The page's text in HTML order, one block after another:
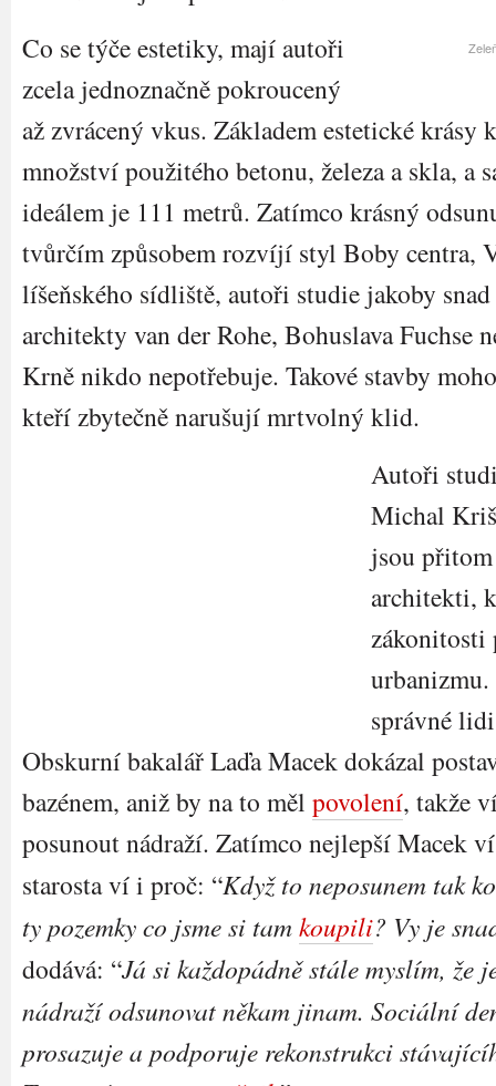
Co se týče estetiky, mají autoři
zcela jednoznačně pokroucený
až zvrácený vkus. Základem estetické krásy
množství použitého betonu, železa a skla, a
ideálem je 111 metrů. Zatímco krásný
tvůrčím způsobem rozvíjí styl Boby centra,
líšeňského sídliště, autoři studie jakoby
architekty van der Rohe, Bohuslava Fuchse
Krně nikdo nepotřebuje. Takové stavby
kteří zbytečně narušují mrtvolný klid.
Autoři
Michal
jsou
architekti,
urbanizmu.
správné
Obskurní bakalář Laďa Macek dokázal
bazénem, aniž by na to měl povolení, takže
posunout nádraží. Zatímco nejlepší Macek
starosta ví i proč: “Když to neposunem tak
ty pozemky co jsme si tamkoupili? Vy je
dodává: “Já si každopádně stále myslím, že
nádraží odsunovat někam jinam. Sociální
prosazuje a podporuje rekonstrukci